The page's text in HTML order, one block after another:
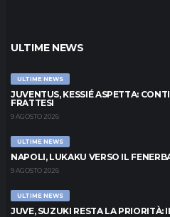
ULTIME NEWS
ULTIME NEWS
JUVENTUS, KESSIÉ ASPETTA:
FRATTESI
9 AGOSTO 2026
ULTIME NEWS
NAPOLI, LUKAKU VERSO IL
9 AGOSTO 2026
ULTIME NEWS
JUVE, SUZUKI RESTA LA PRIORITÀ: